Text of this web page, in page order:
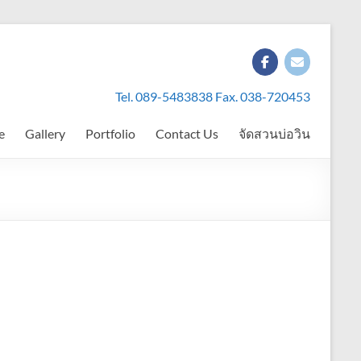
Tel. 089-5483838 Fax. 038-720453
Gallery Portfolio Contact Us จัดสวนบ่อวิน